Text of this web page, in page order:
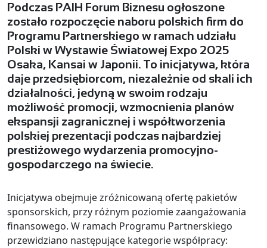
Podczas PAIH Forum Biznesu ogłoszone
zostało rozpoczęcie naboru polskich firm do
Programu Partnerskiego w ramach udziału
Polski w Wystawie Światowej Expo 2025
Osaka, Kansai w Japonii. To inicjatywa, która
daje przedsiębiorcom, niezależnie od skali ich
działalności, jedyną w swoim rodzaju
możliwość promocji, wzmocnienia planów
ekspansji zagranicznej i współtworzenia
polskiej prezentacji podczas najbardziej
prestiżowego wydarzenia promocyjno-
gospodarczego na świecie.
Inicjatywa obejmuje zróżnicowaną ofertę pakietów
sponsorskich, przy różnym poziomie zaangażowania
finansowego. W ramach Programu Partnerskiego
przewidziano następujące kategorie współpracy: